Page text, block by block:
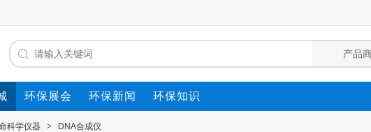
环保展会 环保新闻 环保知识
科学仪器 > DNA合成仪